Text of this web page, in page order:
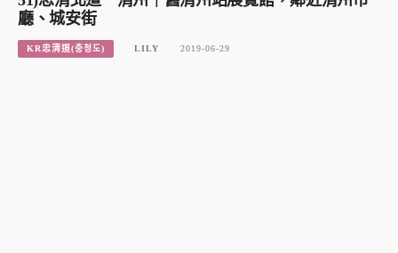
廳、城安街
KR忠清道(충청도) LILY 2019-06-29